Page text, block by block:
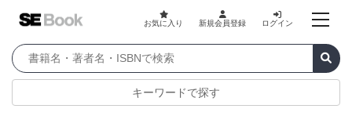
お気に入り 新規会員登録 ログイン
キーワードで探す